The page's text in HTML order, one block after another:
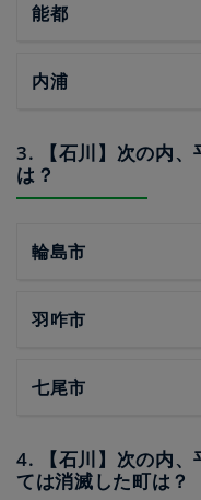
能都
内浦
3. 【石川】次の内
は？
輪島市
羽咋市
七尾市
4. 【石川】次の内、
ては消滅した町は？